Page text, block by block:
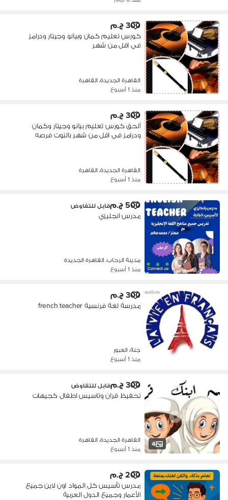
300 ج.م
كورس تعليم كمان وبيانو وجيتار ودرامز
في اقل من شهر
القاهرة الجديدة، القاهرة
منذ 1 أسبوع
300 ج.م
ألحق كورس تعليم بيانو وجيتار وكمان
ودرامز في اقل من شهر بالنوت فرصه
القاهرة الجديدة، القاهرة
منذ 1 أسبوع
500 ج.م قابل للتفاوض
مدرس انجليزي
مدينة الرحاب، القاهرة الجديدة
منذ 1 أسبوع
300 ج.م
مدرسة لغة فرنسية french teacher
جنة، العبور
منذ 1 أسبوع
4
300 ج.م قابل للتفاوض
تحفيظ قران وتاسيس اطفال كجيهات
القاهرة الجديدة، القاهرة
منذ 1 أسبوع
200 ج.م
مدرس تأسيس كل المواد اون لاين جميع
الأعمار وجميع الدول العربية